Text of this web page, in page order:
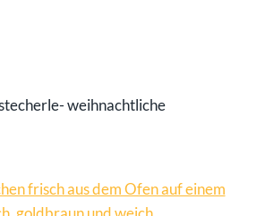
weihnachtliche